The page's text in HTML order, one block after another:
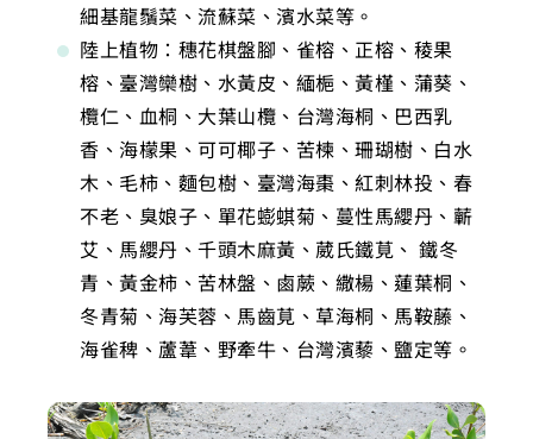
細基龍鬚菜、流蘇菜、濱水菜等。
陸上植物：穗花棋盤腳、雀榕、正榕、稜果
榕、臺灣欒樹、水黃皮、緬梔、黃槿、蒲葵、
欖仁、血桐、大葉山欖、台灣海桐、巴西乳
香、海檬果、可可椰子、苦楝、珊瑚樹、白水
木、毛柿、麵包樹、臺灣海棗、紅刺林投、春
不老、臭娘子、單花蟛蜞菊、蔓性馬纓丹、蘄
艾、馬纓丹、千頭木麻黃、葳氏鐵莧、 鐵冬
青、黃金柿、苦林盤、鹵蕨、繖楊、蓮葉桐、
冬青菊、海芙蓉、馬齒莧、草海桐、馬鞍藤、
海雀稗、蘆葦、野牽牛、台灣濱藜、鹽定等。